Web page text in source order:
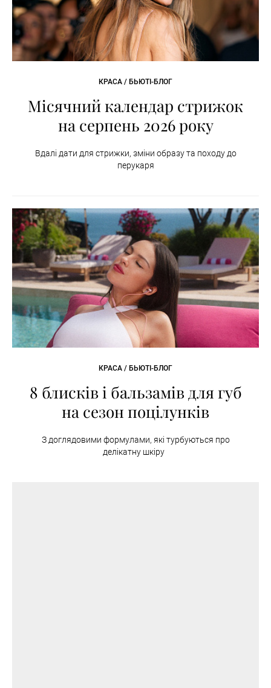
КРАСА / БЬЮТІ-БЛОГ
Місячний календар стрижок
на серпень 2026 року
Вдалі дати для стрижки, зміни образу та походу до
перукаря
КРАСА / БЬЮТІ-БЛОГ
8 блисків і бальзамів для губ
на сезон поцілунків
З доглядовими формулами, які турбуються про
делікатну шкіру